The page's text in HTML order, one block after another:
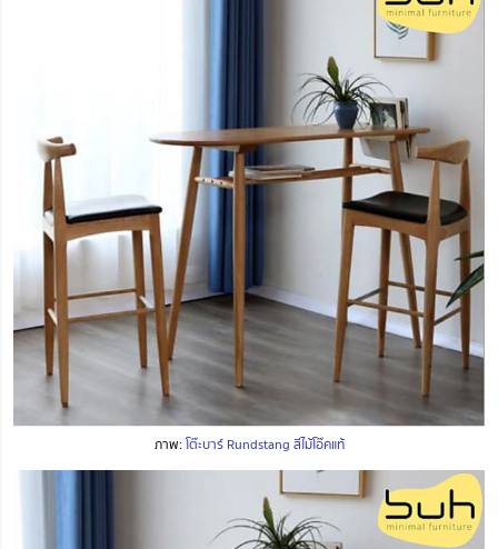
ภาพ:โต๊ะบาร์ Rundstang สีไม้โอ๊คแท้